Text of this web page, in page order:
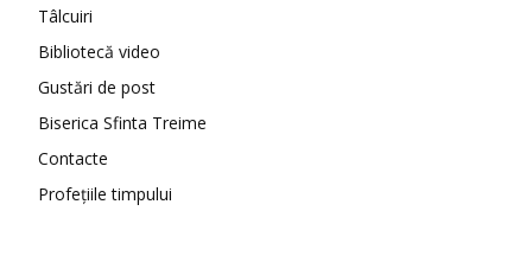
Tâlcuiri
Bibliotecă video
Gustări de post
Biserica Sfinta Treime
Contacte
Profețiile timpului